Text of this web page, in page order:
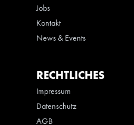
Jobs
Kontakt
News & Events
RECHTLICHES
Impressum
Datenschutz
AGB